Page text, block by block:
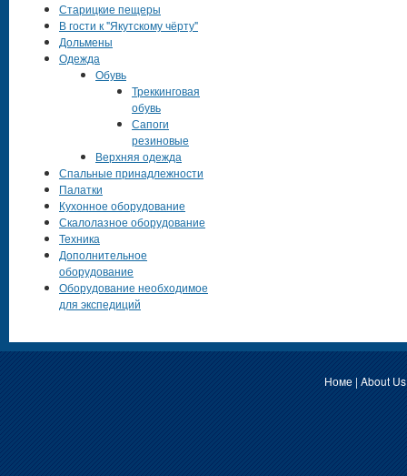
Старицкие пещеры
В гости к "Якутскому чёрту"
Дольмены
Одежда
Обувь
Треккинговая
обувь
Сапоги
резиновые
Верхняя одежда
Спальные принадлежности
Палатки
Кухонное оборудование
Скалолазное оборудование
Техника
Дополнительное
оборудование
Оборудование необходимое
для экспедиций
Номе| About Us